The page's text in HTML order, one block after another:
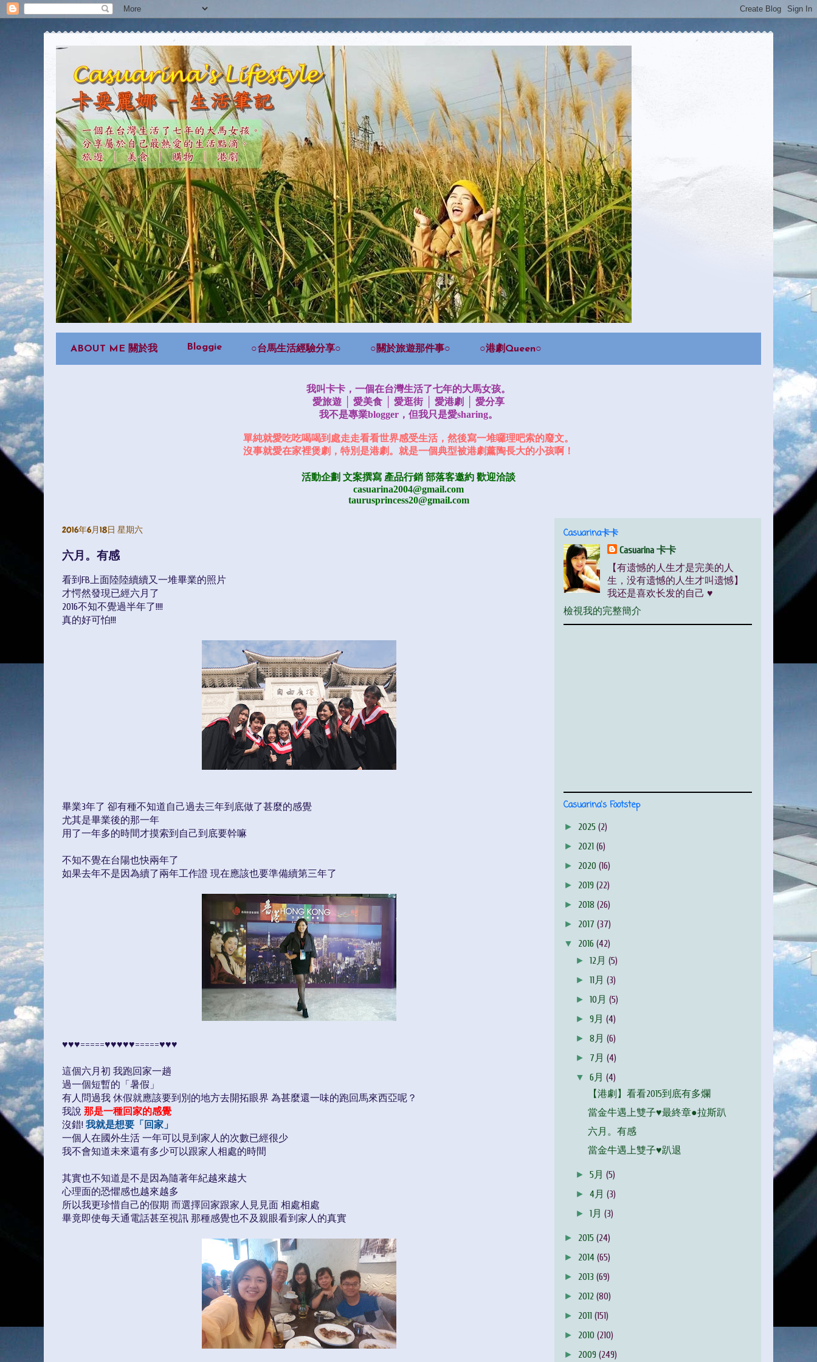
ABOUT ME 關於我 Bloggie ○台馬生活經驗分享○ ○關於旅遊那件事○ ○港劇Queen○
我叫卡卡，一個在台灣生活了七年的大馬女孩。
愛旅遊 │ 愛美食 │ 愛逛街 │ 愛港劇 │ 愛分享
我不是專業blogger，但我只是愛sharing。
單純就愛吃吃喝喝到處走走看看世界感受生活，然後寫一堆囉理吧索的廢文。
沒事就愛在家裡煲劇，特別是港劇。就是一個典型被港劇薰陶長大的小孩啊！
活動企劃 文案撰寫 產品行銷 部落客邀約 歡迎洽談
casuarina2004@gmail.com
taurusprincess20@gmail.com
2016年6月18日 星期六
六月。有感
看到FB上面陸陸續續又一堆畢業的照片
才愕然發現已經六月了
2016不知不覺過半年了!!!!
真的好可怕!!!
畢業3年了 卻有種不知道自己過去三年到底做了甚麼的感覺
尤其是畢業後的那一年
用了一年多的時間才摸索到自己到底要幹嘛
不知不覺在台陽也快兩年了
如果去年不是因為續了兩年工作證 現在應該也要準備續第三年了
♥♥♥=====♥♥♥♥♥=====♥♥♥
這個六月初 我跑回家一趟
過一個短暫的「暑假」
有人問過我 休假就應該要到別的地方去開拓眼界 為甚麼還一味的跑回馬來西亞呢？
我說 那是一種回家的感覺
沒錯! 我就是想要「回家」
一個人在國外生活 一年可以見到家人的次數已經很少
我不會知道未來還有多少可以跟家人相處的時間
其實也不知道是不是因為隨著年紀越來越大
心理面的恐懼感也越來越多
所以我更珍惜自己的假期 而選擇回家跟家人見見面 相處相處
畢竟即使每天通電話甚至視訊 那種感覺也不及親眼看到家人的真實
Casuarina卡卡
Casuarina 卡卡
【有遗憾的人生才是完美的人
生，没有遗憾的人生才叫遗憾】
我还是喜欢长发的自己 ♥
檢視我的完整簡介
Casuarina's Footstep
► 2025 (2)
► 2021 (6)
► 2020 (16)
► 2019 (22)
► 2018 (26)
► 2017 (37)
▼ 2016 (42)
►12月(5)
►11月(3)
►10月(5)
►9月(4)
►8月(6)
► 7月(4)
▼6月(4)
【港劇】看看2015到底有多爛
當金牛遇上雙子♥最終章●拉斯趴
六月。有感
當金牛遇上雙子♥趴退
►5月(5)
►4月(3)
►1月(3)
► 2015 (24)
► 2014 (65)
► 2013 (69)
► 2012 (80)
► 2011 (151)
► 2010 (210)
► 2009 (249)